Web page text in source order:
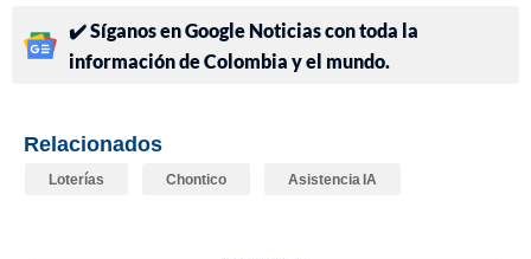
✔️ Síganos en Google Noticias con toda la
información de Colombia y el mundo.
Relacionados
Loterías Chontico Asistencia IA